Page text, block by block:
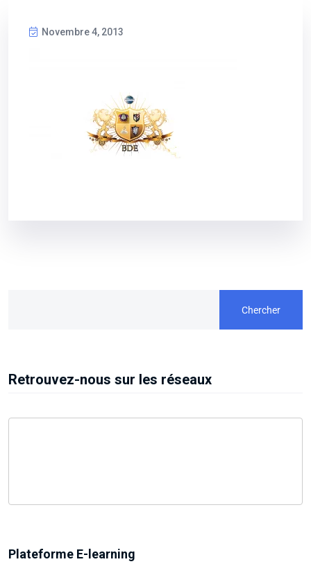
Novembre 4, 2013
Chercher
Retrouvez-nous sur les réseaux
Plateforme E-learning